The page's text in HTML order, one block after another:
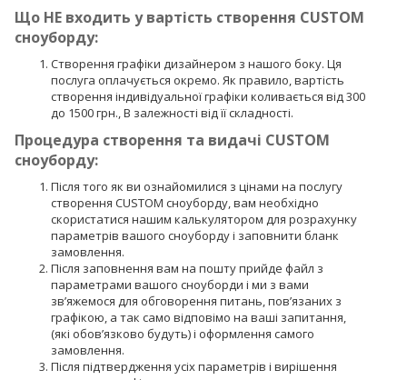
Що НЕ входить у вартість створення CUSTOM
сноуборду:
Створення графіки дизайнером з нашого боку. Ця
послуга оплачується окремо. Як правило, вартість
створення індивідуальної графіки коливається від 300
до 1500 грн., В залежності від її складності.
Процедура створення та видачі CUSTOM
сноуборду:
Після того як ви ознайомилися з цінами на послугу
створення CUSTOM сноуборду, вам необхідно
скористатися нашим калькулятором для розрахунку
параметрів вашого сноуборду і заповнити бланк
замовлення.
Після заповнення вам на пошту прийде файл з
параметрами вашого сноуборди і ми з вами
зв’яжемося для обговорення питань, пов’язаних з
графікою, а так само відповімо на ваші запитання,
(які обов’язково будуть) і оформлення самого
замовлення.
Після підтвердження усіх параметрів і вирішення